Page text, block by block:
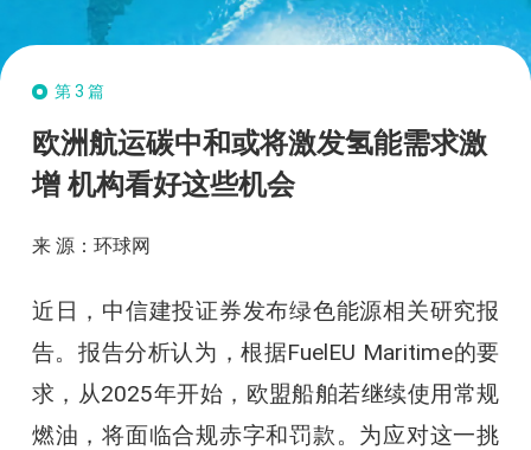
第3篇
欧洲航运碳中和或将激发氢能需求激
增 机构看好这些机会
来 源：环球网
近日，中信建投证券发布绿色能源相关研究报
告。报告分析认为，根据FuelEU Maritime的要
求，从2025年开始，欧盟船舶若继续使用常规
燃油，将面临合规赤字和罚款。为应对这一挑